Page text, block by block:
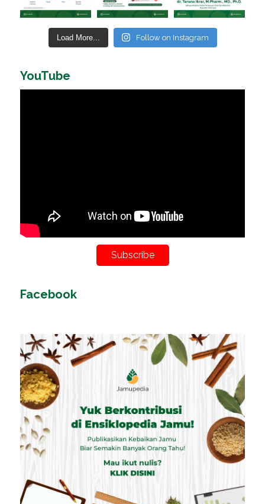
Load More... Follow on Instagram
YouTube
Subscribe
Facebook